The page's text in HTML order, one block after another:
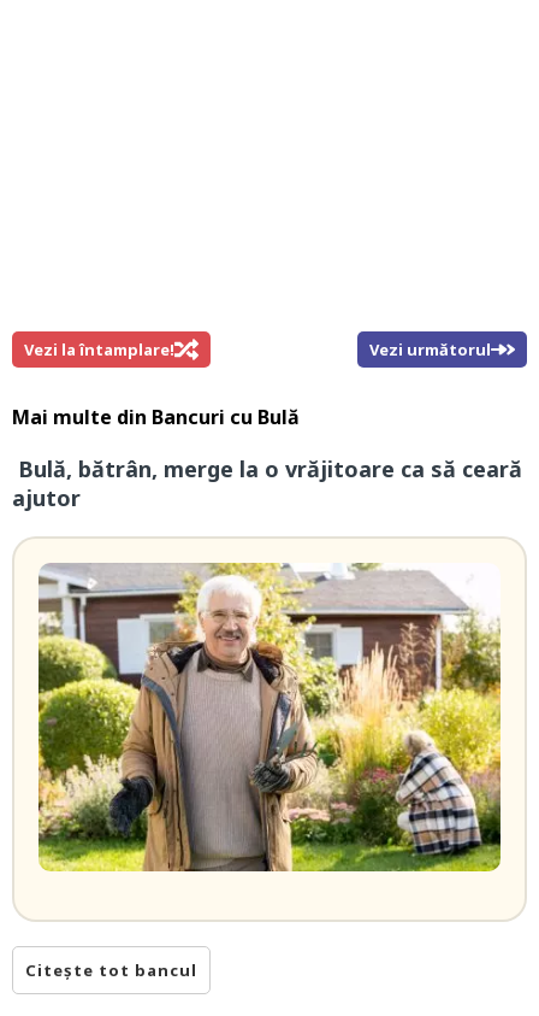
Vezi la întamplare! Vezi următorul
Mai multe din Bancuri cu Bulă
Bulă, bătrân, merge la o vrăjitoare ca să ceară
ajutor
Citește tot bancul